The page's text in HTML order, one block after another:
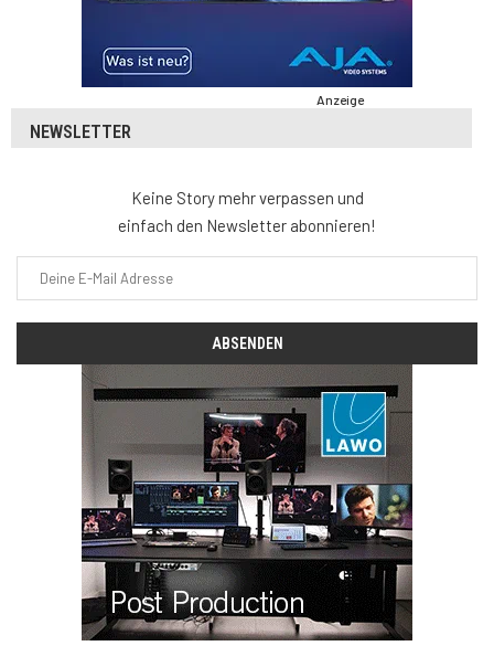
Anzeige
NEWSLETTER
Keine Story mehr verpassen und
einfach den Newsletter abonnieren!